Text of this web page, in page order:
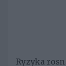
Ryzyka